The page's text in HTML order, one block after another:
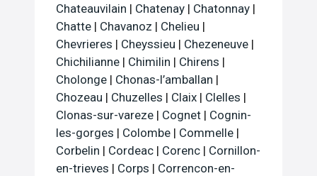
Chateauvilain | Chatenay | Chatonnay |
Chatte | Chavanoz | Chelieu |
Chevrieres | Cheyssieu | Chezeneuve |
Chichilianne | Chimilin | Chirens |
Cholonge | Chonas-l’amballan |
Chozeau | Chuzelles | Claix | Clelles |
Clonas-sur-vareze | Cognet | Cognin-
les-gorges | Colombe | Commelle |
Corbelin | Cordeac | Corenc | Cornillon-
en-trieves | Corps | Correncon-en-